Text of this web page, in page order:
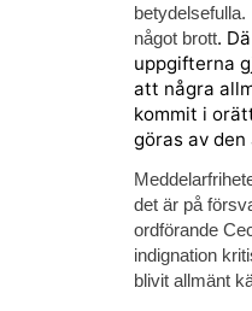
något brott.
uppgifterna
att några
kommit i
göras av
det är på
ordförande
indignation
blivit allmänt